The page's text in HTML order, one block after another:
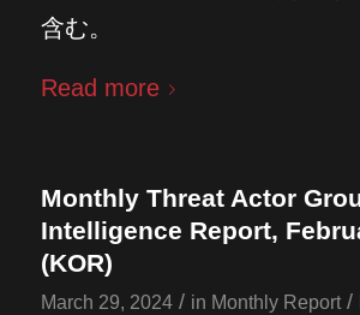
含む。
Read more
Monthly Threat Actor
Intelligence Report,
(KOR)
March 29, 2024 / in Monthly Report /